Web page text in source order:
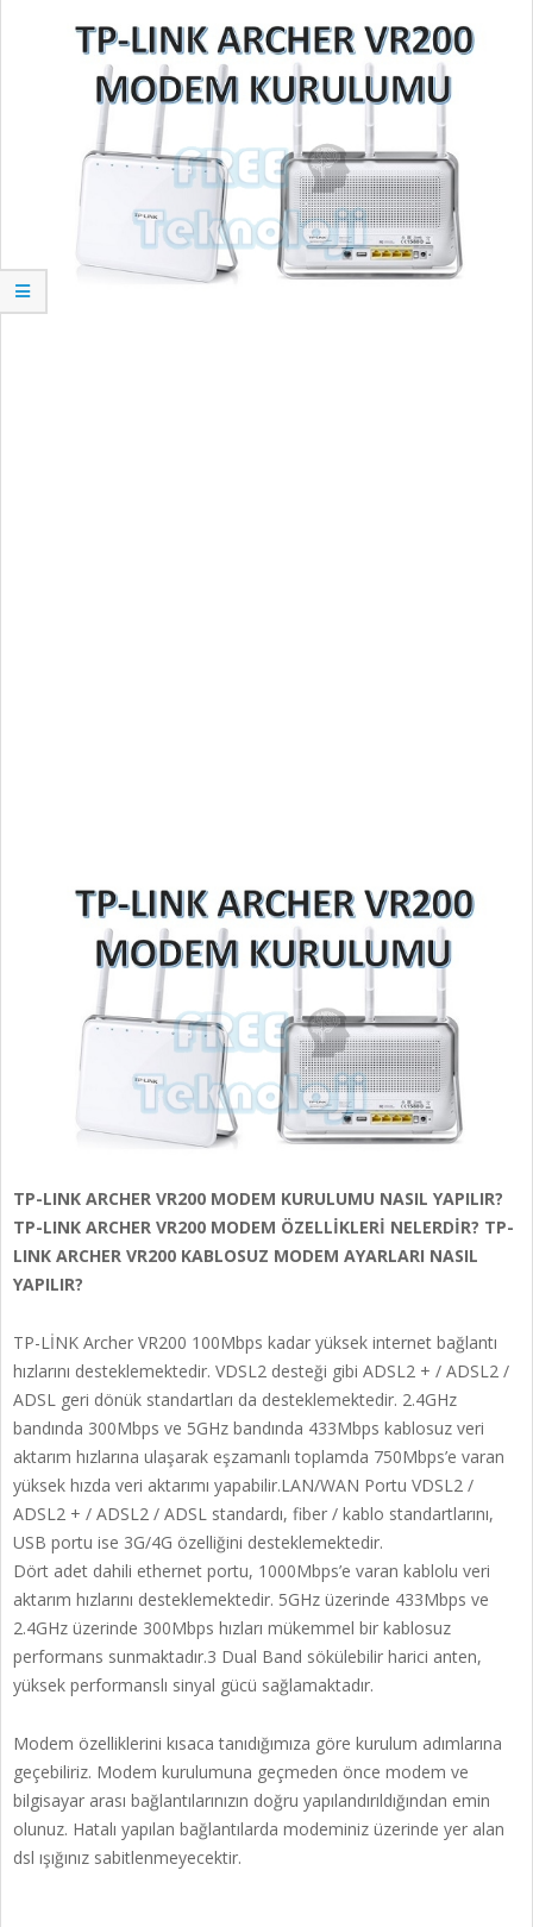
TP-LINK ARCHER VR200 MODEM KURULUMU NASIL YAPILIR?
TP-LINK ARCHER VR200 MODEM ÖZELLİKLERİ NELERDİR? TP-
LINK ARCHER VR200 KABLOSUZ MODEM AYARLARI NASIL
YAPILIR?
TP-LİNK Archer VR200 100Mbps kadar yüksek internet bağlantı
hızlarını desteklemektedir. VDSL2 desteği gibi ADSL2 + / ADSL2 /
ADSL geri dönük standartları da desteklemektedir. 2.4GHz
bandında 300Mbps ve 5GHz bandında 433Mbps kablosuz veri
aktarım hızlarına ulaşarak eşzamanlı toplamda 750Mbps’e varan
yüksek hızda veri aktarımı yapabilir.LAN/WAN Portu VDSL2 /
ADSL2 + / ADSL2 / ADSL standardı, fiber / kablo standartlarını,
USB portu ise 3G/4G özelliğini desteklemektedir.
Dört adet dahili ethernet portu, 1000Mbps’e varan kablolu veri
aktarım hızlarını desteklemektedir. 5GHz üzerinde 433Mbps ve
2.4GHz üzerinde 300Mbps hızları mükemmel bir kablosuz
performans sunmaktadır.3 Dual Band sökülebilir harici anten,
yüksek performanslı sinyal gücü sağlamaktadır.
Modem özelliklerini kısaca tanıdığımıza göre kurulum adımlarına
geçebiliriz. Modem kurulumuna geçmeden önce modem ve
bilgisayar arası bağlantılarınızın doğru yapılandırıldığından emin
olunuz. Hatalı yapılan bağlantılarda modeminiz üzerinde yer alan
dsl ışığınız sabitlenmeyecektir.